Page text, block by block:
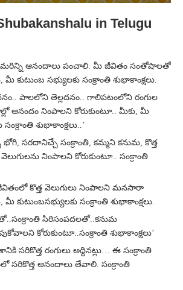
in Telugu
మరిన్ని ఆనందాలు పంచాలి. మీ జీవితం సంతోషాలతో
కుటుంబ సభ్యులకు సంక్రాంతి శుభాకాంక్షలు.
పాలలోని తెల్లదనం.. గాలిపటంలోని రంగుల
ఆనందం నింపాలని కోరుకుంటూ.. మీకు, మీ
సంక్రాంతి శుభాకాంక్షలు..’
సరదానిచ్చే సంక్రాంతి, కమ్మని కనుమ, కొత్త
నింపాలని కోరుకుంటూ.. సంక్రాంతి
కొత్త వెలుగులు నింపాలని మనసారా
మీ కుటుంబసభ్యులకు సంక్రాంతి శుభాకాంక్షలు.
సిరిసంపదలతో..కనుమ
కోరుకుంటూ..సంక్రాంతి శుభాకాంక్షలు’
సరికొత్త రంగులు అద్దినట్లు… ఈ సంక్రాంతి
సరికొత్త ఆనందాలు తేవాలి. సంక్రాంతి